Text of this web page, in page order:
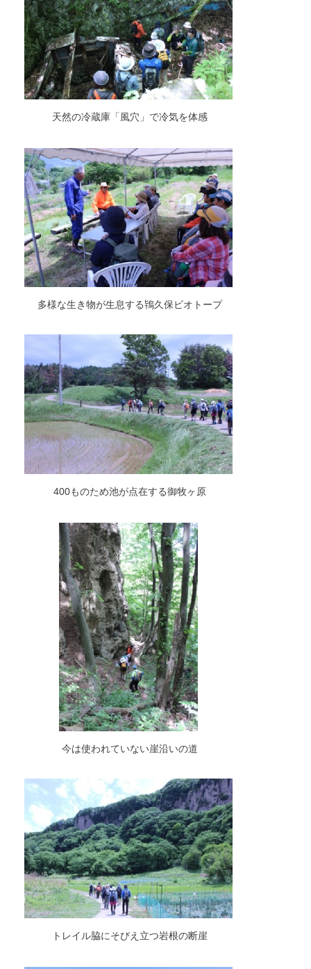
天然の冷蔵庫「風穴」で冷気を体感
多様な生き物が生息する鴇久保ビオトープ
400ものため池が点在する御牧ヶ原
今は使われていない崖沿いの道
トレイル脇にそびえ立つ岩根の断崖